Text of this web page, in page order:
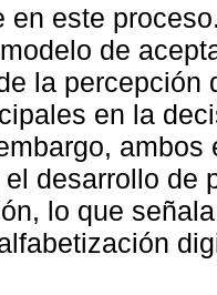
en este
de
la percepción
en la
desarrollo de
lo que